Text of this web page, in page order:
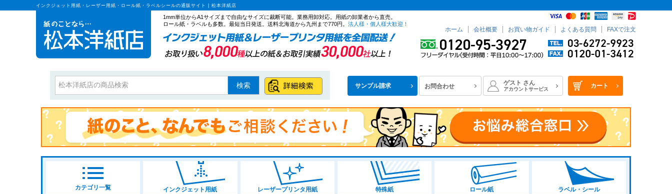
インクジェット用紙・レーザー用紙・ロール紙・ラベルシールの通販サイト | 松本洋紙店
1mm単位からA1サイズまで自由なサイズに裁断可能。業務用卸対応。用紙の卸業者から直売。
ロール紙・ラベルも多数。最短当日発送。送料北海道から九州まで770円。 法人様・個人様大歓迎！
ホーム 会社概要 お買い物ガイド よくある質問 FAXで注文
サンプル請求 お問合わせ ゲスト さん
アカウントサービス カート
検索
カテゴリ一覧 インクジェット用紙 レーザープリンタ用紙 特殊紙 ロール紙 ラベル・シール